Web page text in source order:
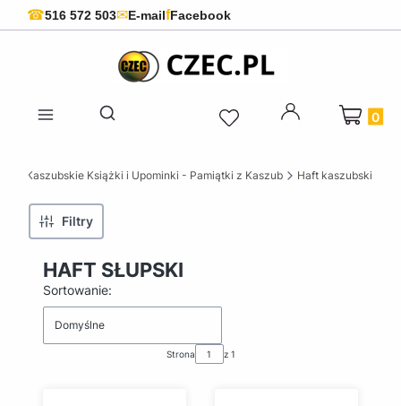
☎516 572 503✉E-mailfFacebook
Otwórz wyszukiwarkę
Produkty
Kaszubskie Książki i Upominki - Pamiątki z Kaszub Haft kaszubski
Filtry
HAFT SŁUPSKI
Lista produktów
Sortowanie:
Domyślne
Strona z 1